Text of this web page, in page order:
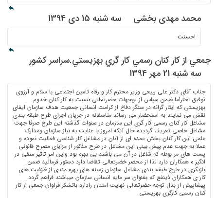
محمد مهدی بخشی سه شنبه 15 دی 1394
احسنت
جمعي از كار كنان رسمي كار گري بهزيستي.سراسر كشور
سه شنبه 21 مهر 1394
جناب آقای دکتر علی ربیعی وزیر محترم کار و رفاه تامین اجتماعی با سلام و آرزوی
توفیق احتراما ضمن سپاس از توجهات حضرتعالی نسبت به کار کنان خدوم
بهزیستی که ایثار گرانه در سنگر دفاع از کرامت انسانی جمعیت هدف سازمان ایفای
نقش می نمایند به استحضار می رساند متاسفانه در جریان اجرای طرح طبقه بندی
مشاغل کار کنان رسمی کار گری این سازمان در سنوات گذشته این طرخ صرفا جهت
مشاغل خاصی تعریف گردیده حال آنکه امروز با عنایت به نیاز سازمان ومدارک
علمی این کار کنان بخش عمده ای از آنان در مشاغل کار شناسی فعالیت نموده و
عملا به جهت عدم پیش بینی این مشاغل در طرح مذکور از مزایای مصرح قانونی
پست های مر بوطه که شاغل در آن می باشند بی بهره بود واین امر تاثیر منفی در
انگیز ه همکاران دارد لذا از محضر خضرتعالی تقاضا دارد دستور فرمائید ضمن
بازنگری در طرح طبقه بندی مشاغل سازمان زمینه های بهره مندی از ظزفیت های
کار ی همکاران ذینفع که بعنوان سر مایه انسانی سازمان میباشند فراهم گردد
پیشاپیش از بذل توجه حضرتعالی نهایت امتنان رادارد باتشکر فراوان جمعی از کار
کنان رسمی کارگری بهزیستی